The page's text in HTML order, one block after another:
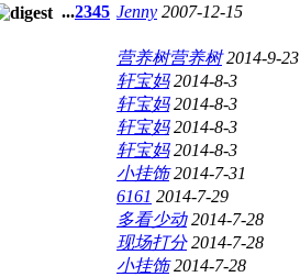
...2345 Jenny 2007-12-15
营养树营养树 2014-9-23
轩宝妈 2014-8-3
轩宝妈 2014-8-3
轩宝妈 2014-8-3
轩宝妈 2014-8-3
小挂饰 2014-7-31
6161 2014-7-29
多看少动 2014-7-28
现场打分 2014-7-28
小挂饰 2014-7-28